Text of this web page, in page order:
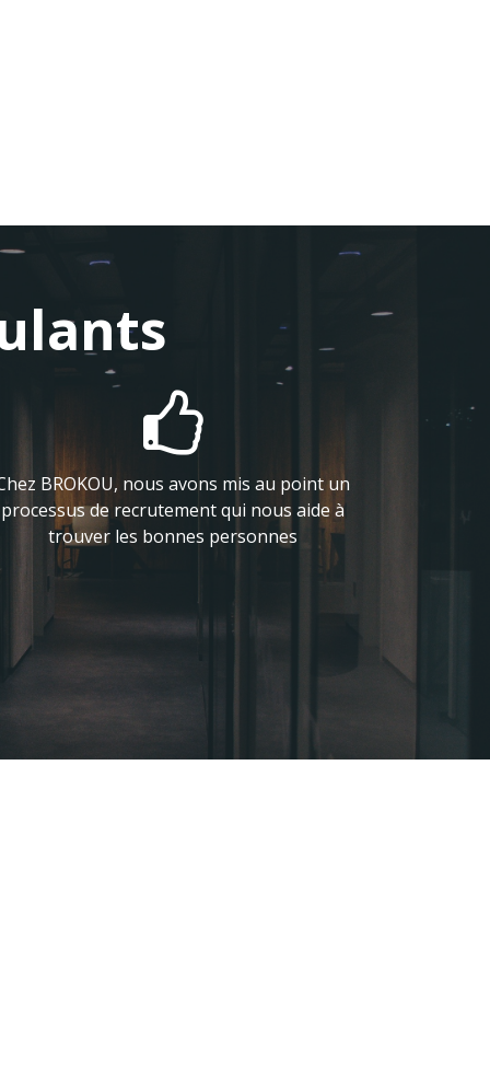

BROKOU, nous avons mis au point un
processus de recrutement qui nous aide à
trouver les bonnes personnes